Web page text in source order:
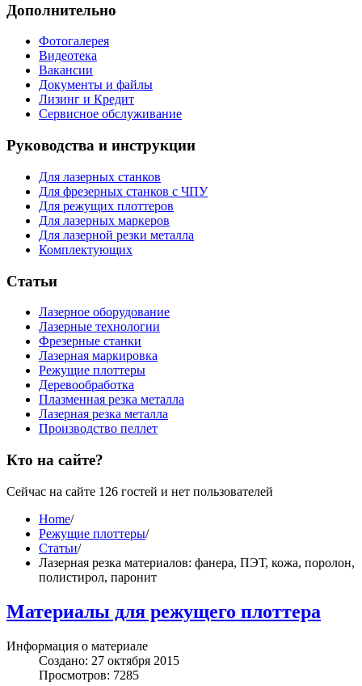
Дополнительно
Фотогалерея
Видеотека
Вакансии
Документы и файлы
Лизинг и Кредит
Сервисное обслуживание
Руководства и инструкции
Для лазерных станков
Для фрезерных станков с ЧПУ
Для режущих плоттеров
Для лазерных маркеров
Для лазерной резки металла
Комплектующих
Статьи
Лазерное оборудование
Лазерные технологии
Фрезерные станки
Лазерная маркировка
Режущие плоттеры
Деревообработка
Плазменная резка металла
Лазерная резка металла
Производство пеллет
Кто на сайте?
Сейчас на сайте 126 гостей и нет пользователей
Home/
Режущие плоттеры/
Статьи/
Лазерная резка материалов: фанера, ПЭТ, кожа, поролон,
полистирол, паронит
Материалы для режущего плоттера
Информация о материале
Создано: 27 октября 2015
Просмотров: 7285